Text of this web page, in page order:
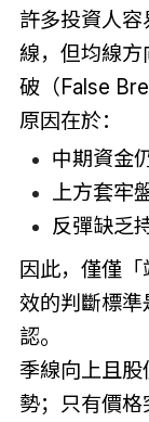
許多投資人
線，但均線
破（False
原因在於：
中期資金
上方套牢
反彈缺乏
因此，僅僅
效的判斷標
認。
季線向上且
勢；只有價